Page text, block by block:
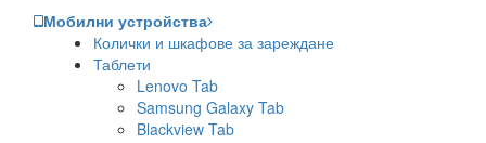
Мобилни устройства
Колички и шкафове за зареждане
Таблети
Lenovo Tab
Samsung Galaxy Tab
Blackview Tab